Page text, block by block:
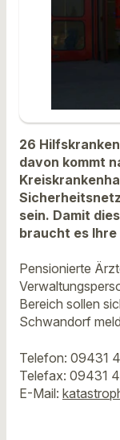
26
davon kommt
sein. Damit
braucht es
Pensionierte
Bereich sollen
Schwandorf
Telefon: 09431
Telefax: 09431
E-Mail: